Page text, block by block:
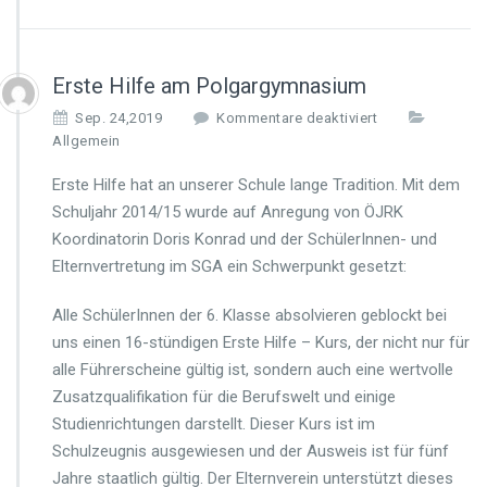
w
n
Erste Hilfe am Polgargymnasium
Sep. 24,2019 Kommentare deaktiviert
E
r
t
e
i
l
e
a
P
Allgemein
Erste Hilfe hat an unserer Schule lange Tradition. Mit dem
Schuljahr 2014/15 wurde auf Anregung von ÖJRK
Koordinatorin Doris Konrad und der SchülerInnen- und
Elternvertretung im SGA ein Schwerpunkt gesetzt:
Alle SchülerInnen der 6. Klasse absolvieren geblockt bei
uns einen 16-stündigen Erste Hilfe – Kurs, der nicht nur für
alle Führerscheine gültig ist, sondern auch eine wertvolle
Zusatzqualifikation für die Berufswelt und einige
Studienrichtungen darstellt. Dieser Kurs ist im
Schulzeugnis ausgewiesen und der Ausweis ist für fünf
Jahre staatlich gültig. Der Elternverein unterstützt dieses